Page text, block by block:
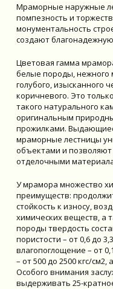
Мраморные наружные
помпезность и
монументальность
создают
Цветовая гамма
белые породы, нежного
голубого, изысканного
коричневого. Это
такого натурального
оригинальным
прожилками.
мраморные лестницы
объектами и
отделочными
У мрамора множество
преимуществ:
стойкость к износу,
химических веществ, а
породы твердость
пористости – от 0,6 до
влагопоглощение – от
– от 500 до 2500 кгс/см2,
Особого внимания
выдерживать 25-